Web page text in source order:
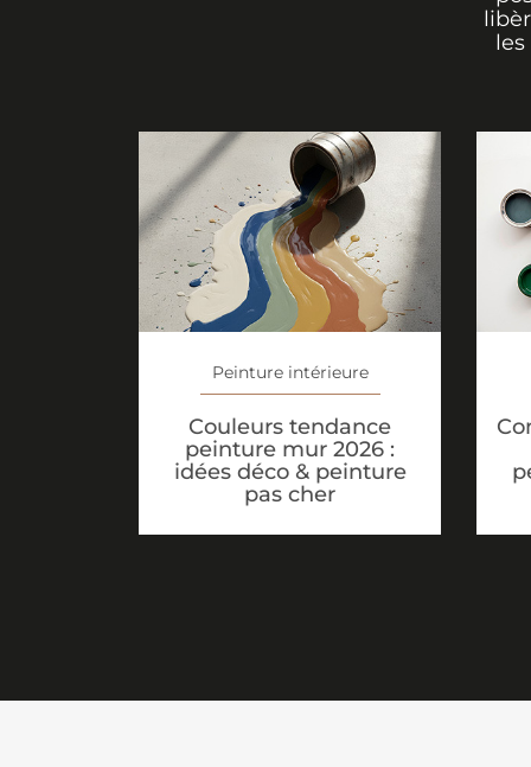
Peinture intérieure
Couleurs tendance
peinture mur 2026 :
idées déco & peinture
pas cher